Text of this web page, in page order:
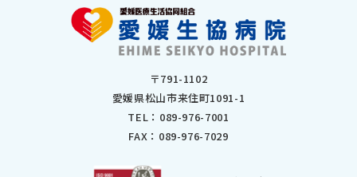
2024年7月
2024年6月
2024年5月
2024年2月
2024年1月
2023年12月
〒791-1102
愛媛県松山市来住町1091-1
TEL： 089-976-7001
FAX：089-976-7029